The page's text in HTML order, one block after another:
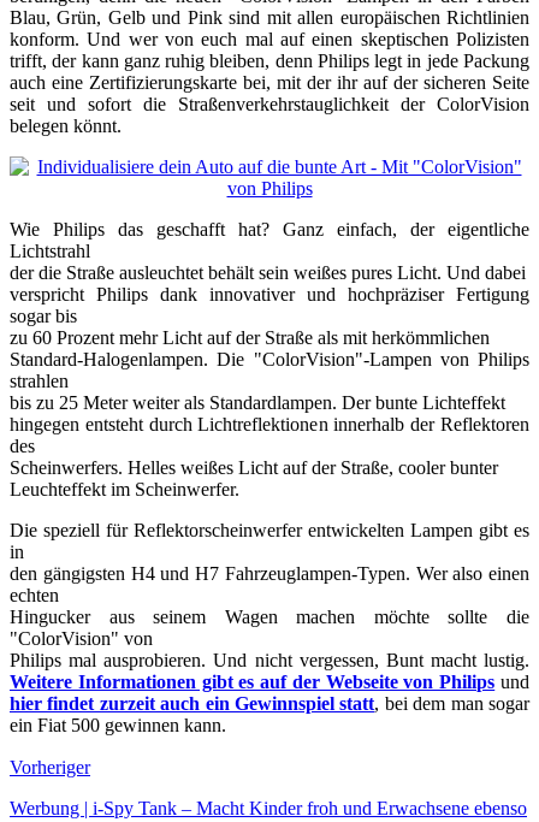
Blau, Grün, Gelb und Pink sind mit allen europäischen Richtlinien
konform. Und wer von euch mal auf einen skeptischen Polizisten
trifft, der kann ganz ruhig bleiben, denn Philips legt in jede Packung
auch eine Zertifizierungskarte bei, mit der ihr auf der sicheren Seite
seit und sofort die Straßenverkehrstauglichkeit der ColorVision
belegen könnt.
Wie Philips das geschafft hat? Ganz einfach, der eigentliche
Lichtstrahl
der die Straße ausleuchtet behält sein weißes pures Licht. Und dabei
verspricht Philips dank innovativer und hochpräziser Fertigung
sogar bis
zu 60 Prozent mehr Licht auf der Straße als mit herkömmlichen
Standard-Halogenlampen. Die "ColorVision"-Lampen von Philips
strahlen
bis zu 25 Meter weiter als Standardlampen. Der bunte Lichteffekt
hingegen entsteht durch Lichtreflektionen innerhalb der Reflektoren
des
Scheinwerfers. Helles weißes Licht auf der Straße, cooler bunter
Leuchteffekt im Scheinwerfer.
Die speziell für Reflektorscheinwerfer entwickelten Lampen gibt es
in
den gängigsten H4 und H7 Fahrzeuglampen-Typen. Wer also einen
echten
Hingucker aus seinem Wagen machen möchte sollte die
"ColorVision" von
Philips mal ausprobieren. Und nicht vergessen, Bunt macht lustig.
Weitere Informationen gibt es auf der Webseite von Philips und
hier findet zurzeit auch ein Gewinnspiel statt, bei dem man sogar
ein Fiat 500 gewinnen kann.
Vorheriger
Werbung | i-Spy Tank – Macht Kinder froh und Erwachsene ebenso